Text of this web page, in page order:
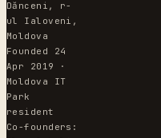
Dănceni, r-
ul Ialoveni,
Moldova
Founded 24
Apr 2019 ·
Moldova IT
Park
resident
Co-founders: